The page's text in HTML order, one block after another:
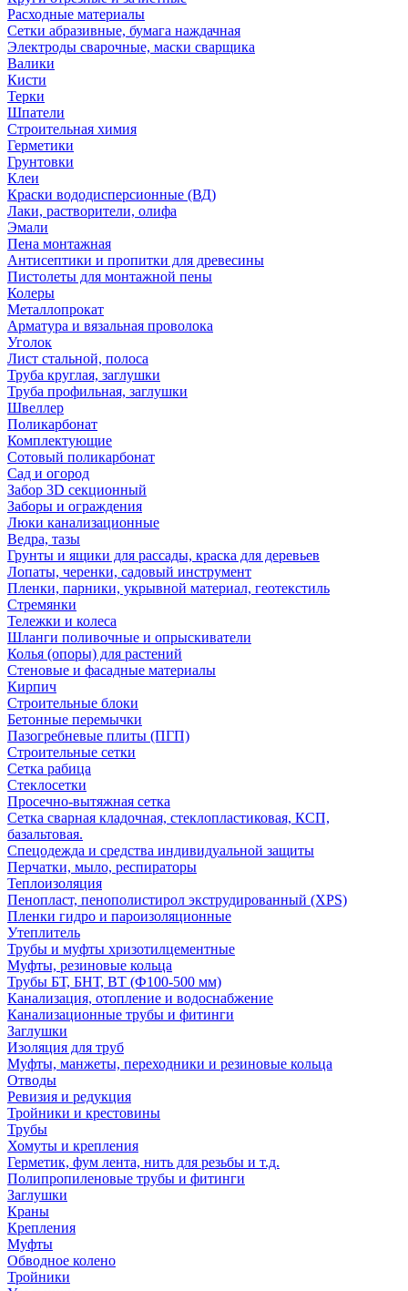
Расходные материалы
Сетки абразивные, бумага наждачная
Электроды сварочные, маски сварщика
Валики
Кисти
Терки
Шпатели
Строительная химия
Герметики
Грунтовки
Клеи
Краски вододисперсионные (ВД)
Лаки, растворители, олифа
Эмали
Пена монтажная
Антисептики и пропитки для древесины
Пистолеты для монтажной пены
Колеры
Металлопрокат
Арматура и вязальная проволока
Уголок
Лист стальной, полоса
Труба круглая, заглушки
Труба профильная, заглушки
Швеллер
Поликарбонат
Комплектующие
Сотовый поликарбонат
Сад и огород
Забор 3D секционный
Заборы и ограждения
Люки канализационные
Ведра, тазы
Грунты и ящики для рассады, краска для деревьев
Лопаты, черенки, садовый инструмент
Пленки, парники, укрывной материал, геотекстиль
Стремянки
Тележки и колеса
Шланги поливочные и опрыскиватели
Колья (опоры) для растений
Стеновые и фасадные материалы
Кирпич
Строительные блоки
Бетонные перемычки
Пазогребневые плиты (ПГП)
Строительные сетки
Сетка рабица
Стеклосетки
Просечно-вытяжная сетка
Сетка сварная кладочная, стеклопластиковая, КСП,
базальтовая.
Спецодежда и средства индивидуальной защиты
Перчатки, мыло, респираторы
Теплоизоляция
Пенопласт, пенополистирол экструдированный (XPS)
Пленки гидро и пароизоляционные
Утеплитель
Трубы и муфты хризотилцементные
Муфты, резиновые кольца
Трубы БТ, БНТ, ВТ (Ф100-500 мм)
Канализация, отопление и водоснабжение
Канализационные трубы и фитинги
Заглушки
Изоляция для труб
Муфты, манжеты, переходники и резиновые кольца
Отводы
Ревизия и редукция
Тройники и крестовины
Трубы
Хомуты и крепления
Герметик, фум лента, нить для резьбы и т.д.
Полипропиленовые трубы и фитинги
Заглушки
Краны
Крепления
Муфты
Обводное колено
Тройники